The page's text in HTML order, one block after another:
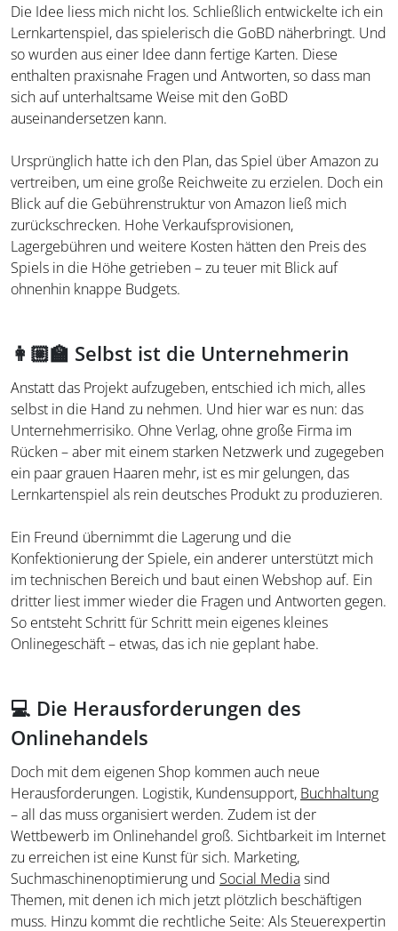
Die Idee liess mich nicht los. Schließlich entwickelte ich ein
Lernkartenspiel, das spielerisch die GoBD näherbringt. Und
so wurden aus einer Idee dann fertige Karten. Diese
enthalten praxisnahe Fragen und Antworten, so dass man
sich auf unterhaltsame Weise mit den GoBD
auseinandersetzen kann.
Ursprünglich hatte ich den Plan, das Spiel über Amazon zu
vertreiben, um eine große Reichweite zu erzielen. Doch ein
Blick auf die Gebührenstruktur von Amazon ließ mich
zurückschrecken. Hohe Verkaufsprovisionen,
Lagergebühren und weitere Kosten hätten den Preis des
Spiels in die Höhe getrieben – zu teuer mit Blick auf
ohnenhin knappe Budgets.
👩🏼‍🏫 Selbst ist die Unternehmerin
Anstatt das Projekt aufzugeben, entschied ich mich, alles
selbst in die Hand zu nehmen. Und hier war es nun: das
Unternehmerrisiko. Ohne Verlag, ohne große Firma im
Rücken – aber mit einem starken Netzwerk und zugegeben
ein paar grauen Haaren mehr, ist es mir gelungen, das
Lernkartenspiel als rein deutsches Produkt zu produzieren.
Ein Freund übernimmt die Lagerung und die
Konfektionierung der Spiele, ein anderer unterstützt mich
im technischen Bereich und baut einen Webshop auf. Ein
dritter liest immer wieder die Fragen und Antworten gegen.
So entsteht Schritt für Schritt mein eigenes kleines
Onlinegeschäft – etwas, das ich nie geplant habe.
💻 Die Herausforderungen des
Onlinehandels
Doch mit dem eigenen Shop kommen auch neue
Herausforderungen. Logistik, Kundensupport, Buchhaltung
– all das muss organisiert werden. Zudem ist der
Wettbewerb im Onlinehandel groß. Sichtbarkeit im Internet
zu erreichen ist eine Kunst für sich. Marketing,
Suchmaschinenoptimierung und Social Mediasind
Themen, mit denen ich mich jetzt plötzlich beschäftigen
muss. Hinzu kommt die rechtliche Seite: Als Steuerexpertin